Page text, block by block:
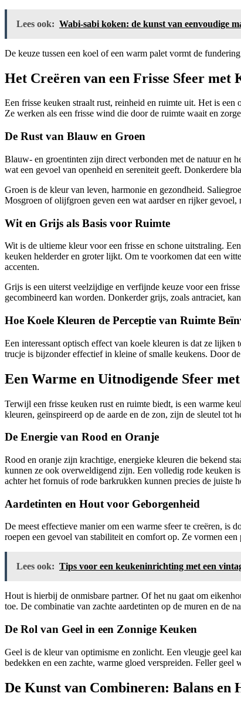
Lees ook: Wabi-sabi koken: de kunst van eenvoudige
De keuze tussen een koel of een warm palet vormt de
Het Creëren van een Frisse Sfeer met
Een frisse keuken straalt rust, reinheid en ruimte uit. Het is
Ze werken als een frisse wind die door de ruimte waait en
De Rust van Blauw en Groen
Blauw- en groentinten zijn direct verbonden met de natuur en
wat een gevoel van openheid en sereniteit geeft. Donkerdere
Groen is de kleur van leven, harmonie en gezondheid.
Mosgroen of olijfgroen geven een wat aardser en rijker gevoel,
Wit en Grijs als Basis voor Ruimte
Wit is de ultieme kleur voor een frisse en schone uitstraling.
keuken helderder en groter lijkt. Om te voorkomen dat een
accenten.
Grijs is een uiterst veelzijdige en verfijnde keuze voor een
gecombineerd kan worden. Donkerder grijs, zoals antraciet,
Hoe Koele Kleuren de Perceptie van Ruimte
Een interessant optisch effect van koele kleuren is dat ze
trucje is bijzonder effectief in kleine of smalle keukens. Door
Een Warme en Uitnodigende Sfeer
Terwijl een frisse keuken rust en ruimte biedt, is een warme
kleuren, geïnspireerd op de aarde en de zon, zijn de sleutel tot
De Energie van Rood en Oranje
Rood en oranje zijn krachtige, energieke kleuren die bekend
kunnen ze ook overweldigend zijn. Een volledig rode keuken
achter het fornuis of rode barkrukken kunnen precies de juiste
Aardetinten en Hout voor Geborgenheid
De meest effectieve manier om een warme sfeer te creëren,
roepen een gevoel van stabiliteit en comfort op. Ze vormen
Lees ook: Tips voor een keukeninrichting met een
Hout is hierbij de onmisbare partner. Of het nu gaat om
toe. De combinatie van zachte aardetinten op de muren en de
De Rol van Geel in een Zonnige Keuken
Geel is de kleur van optimisme en zonlicht. Een vleugje geel
bedekken en een zachte, warme gloed verspreiden. Feller
De Kunst van Combineren: Balans en